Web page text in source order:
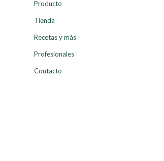
Producto
Tienda
Recetas y más
Profesionales
Contacto